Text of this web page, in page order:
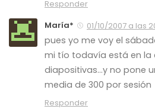
Responder
María*
01/10/2007 a las
pues yo me voy el
mi tío todavía está en la
diapositivas…y no pone
media de 300 por sesión
Responder